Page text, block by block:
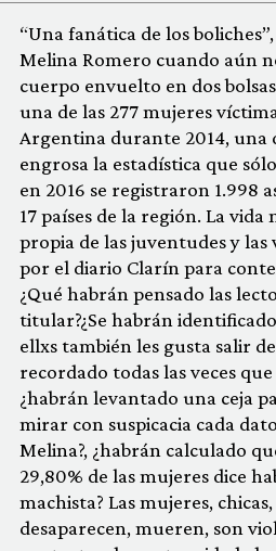
“Una fanática de los
Melina Romero cuando aún
cuerpo envuelto en dos
una de las 277 mujeres
Argentina durante 2014, una
engrosa la estadística que
en 2016 se registraron 1.998
17 países de la región. La
propia de las juventudes y las
por el diario Clarín para
¿Qué habrán pensado las
titular?¿Se habrán
ellxs también les gusta salir
recordado todas las veces
¿habrán levantado una ceja
mirar con suspicacia cada
Melina?, ¿habrán calculado
29,80% de las mujeres dice
machista? Las mujeres,
desaparecen, mueren, son